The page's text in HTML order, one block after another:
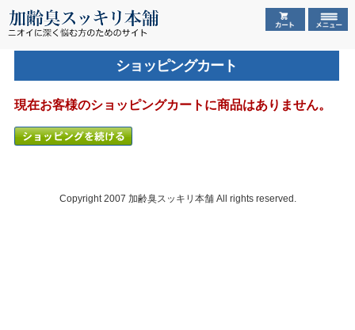
ショッピングカート
現在お客様のショッピングカートに商品はありません。
Copyright 2007 加齢臭スッキリ本舗All rights reserved.